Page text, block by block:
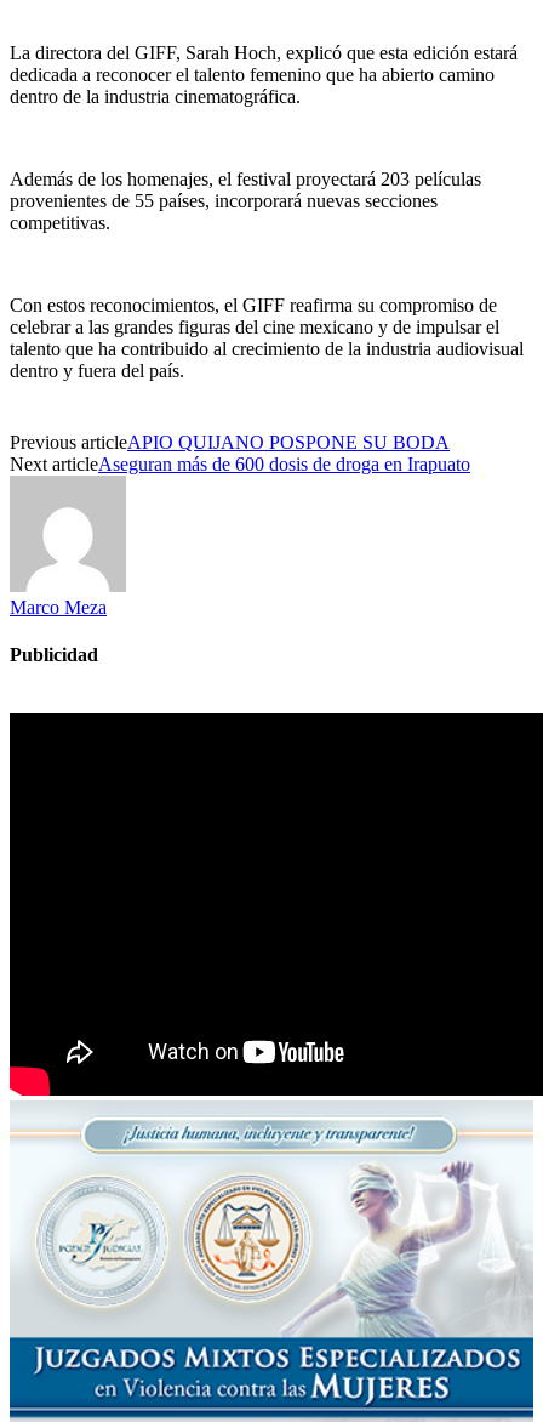
La directora del GIFF, Sarah Hoch, explicó que esta edición estará
dedicada a reconocer el talento femenino que ha abierto camino
dentro de la industria cinematográfica.
Además de los homenajes, el festival proyectará 203 películas
provenientes de 55 países, incorporará nuevas secciones
competitivas.
Con estos reconocimientos, el GIFF reafirma su compromiso de
celebrar a las grandes figuras del cine mexicano y de impulsar el
talento que ha contribuido al crecimiento de la industria audiovisual
dentro y fuera del país.
Previous articleAPIO QUIJANO POSPONE SU BODA
Next articleAseguran más de 600 dosis de droga en Irapuato
Marco Meza
Publicidad